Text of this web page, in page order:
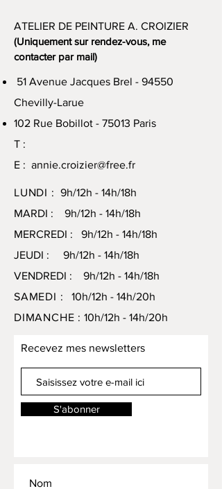
ATELIER DE PEINTURE A. CROIZIER
(Uniquement sur rendez-vous, me
contacter par mail)
51 Avenue Jacques Brel - 94550
Chevilly-Larue
102 Rue Bobillot - 75013 Paris
T :
E : annie.croizier@free.fr
LUNDI : 9h/12h - 14h/18h
MARDI : 9h/12h - 14h/18h
MERCREDI : 9h/12h - 14h/18h
JEUDI : 9h/12h - 14h/18h
VENDREDI : 9h/12h - 14h/18h
SAMEDI : 10h/12h - 14h/20h
DIMANCHE : 10h/12h - 14h/20h
Recevez mes newsletters
S'abonner